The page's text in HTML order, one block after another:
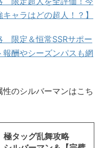
ャラはどの超人！？】
限定＆恒常SSRサポー
報酬やシーズンパスも網
のシルバーマンはこち
極タッグ乱舞攻略